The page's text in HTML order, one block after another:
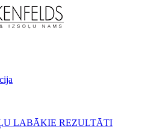
LABĀKIE REZULTĀTI